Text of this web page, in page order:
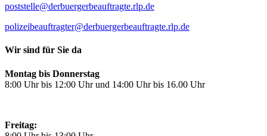
poststelle@derbuergerbeauftragte.rlp.de
polizeibeauftragter@derbuergerbeauftragte.rlp.de
Wir sind für Sie da
Montag bis Donnerstag
8:00 Uhr bis 12:00 Uhr und 14:00 Uhr bis 16.00 Uhr
Freitag: